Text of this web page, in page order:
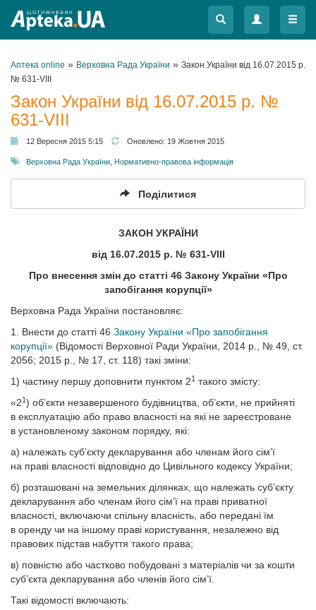
Меню
Меню
Аптека online » Верховна Рада України » Закон України від 16.07.2015 р.
№ 631-VIII
Закон України від 16.07.2015 р. №
631-VIII
12 Вересня 2015 5:15 Оновлено: 19 Жовтня 2015
Верховна Рада України Нормативно-правова інформація
Поділитися
ЗАКОН УКРАЇНИ
від 16.07.2015 р. № 631-VIII
Про внесення змін до статті 46 Закону України «Про
запобігання корупції»
Верховна Рада України постановляє:
1. Внести до статті 46 Закону України «Про запобігання
корупції» (Відомості Верховної Ради України, 2014 р., № 49, ст.
2056; 2015 р., № 17, ст. 118) такі зміни:
1) частину першу доповнити пунктом 21 такого змісту:
«21) об’єкти незавершеного будівництва, об’єкти, не прийняті
в експлуатацію або право власності на які не зареєстроване
в установленому законом порядку, які:
а) належать суб’єкту декларування або членам його сім’ї
на праві власності відповідно до Цивільного кодексу України;
б) розташовані на земельних ділянках, що належать суб’єкту
декларування або членам його сім’ї на праві приватної
власності, включаючи спільну власність, або передані їм
в оренду чи на іншому праві користування, незалежно від
правових підстав набуття такого права;
в) повністю або частково побудовані з матеріалів чи за кошти
суб’єкта декларування або членів його сім’ї.
Такі відомості включають: